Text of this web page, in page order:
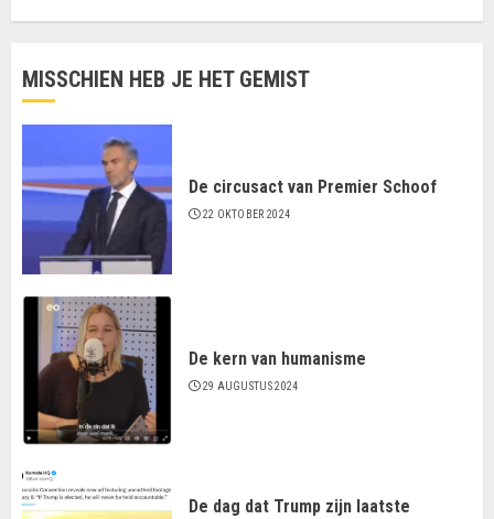
MISSCHIEN HEB JE HET GEMIST
De circusact van Premier Schoof
22 OKTOBER 2024
De kern van humanisme
29 AUGUSTUS 2024
De dag dat Trump zijn laatste